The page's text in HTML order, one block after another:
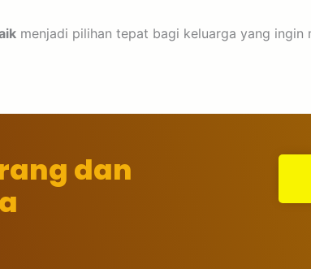
menjadi pilihan tepat bagi keluarga yang
dan